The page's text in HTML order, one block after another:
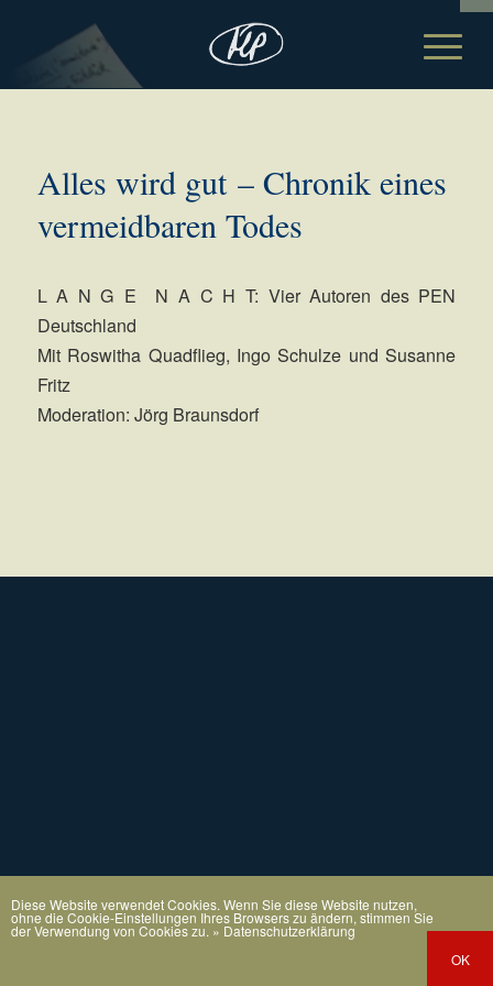
Alles wird gut – Chronik eines
vermeidbaren Todes
L A N G E N A C H T: Vier Autoren des PEN
Deutschland
Mit Roswitha Quadflieg, Ingo Schulze und Susanne
Fritz
Moderation: Jörg Braunsdorf
Diese Website verwendet Cookies. Wenn Sie diese Website nutzen,
ohne die Cookie-Einstellungen Ihres Browsers zu ändern, stimmen Sie
der Verwendung von Cookies zu. » Datenschutzerklärung
OK